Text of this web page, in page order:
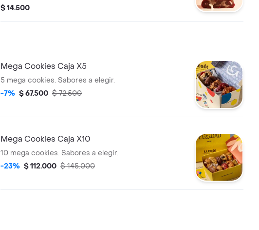
$ 14.500
Mega Cookies Caja X5
5 mega cookies. Sabores a elegir.
-7% $ 67.500 $ 72.500
Mega Cookies Caja X10
10 mega cookies. Sabores a elegir.
-23% $ 112.000 $ 145.000